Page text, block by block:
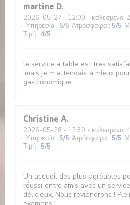
martine D
2026-05-27 - 12:00 - καλεσμένοι 2
Υπηρεσία : 5/5 Ατμόσφαιρα : 5/5
Τιμή : 4/5
le service a table est tres
,mais je m attendais a mieux
gastronomique.
Christine A
2026-05-28 - 12:30 - καλεσμένοι 4
Υπηρεσία : 5/5 Ατμόσφαιρα : 5/5
Τιμή : 5/5
Un accueil des plus agréables
réussi entre amis avec un
délicieux. Nous reviendrons !